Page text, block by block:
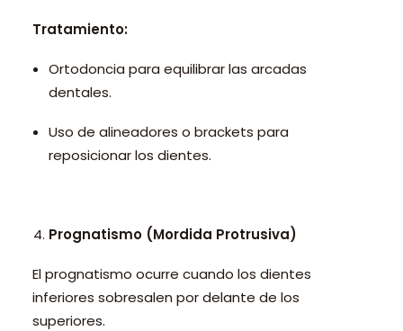
Tratamiento:
Ortodoncia para equilibrar las arcadas
dentales.
Uso de alineadores o brackets para
reposicionar los dientes.
Prognatismo (Mordida Protrusiva)
El prognatismo ocurre cuando los dientes
inferiores sobresalen por delante de los
superiores.